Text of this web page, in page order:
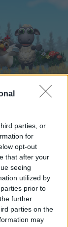
parties, or
for
opt-out
that after your
seeing
utilized by
prior to
further
parties on the
may
XXXI
#3794